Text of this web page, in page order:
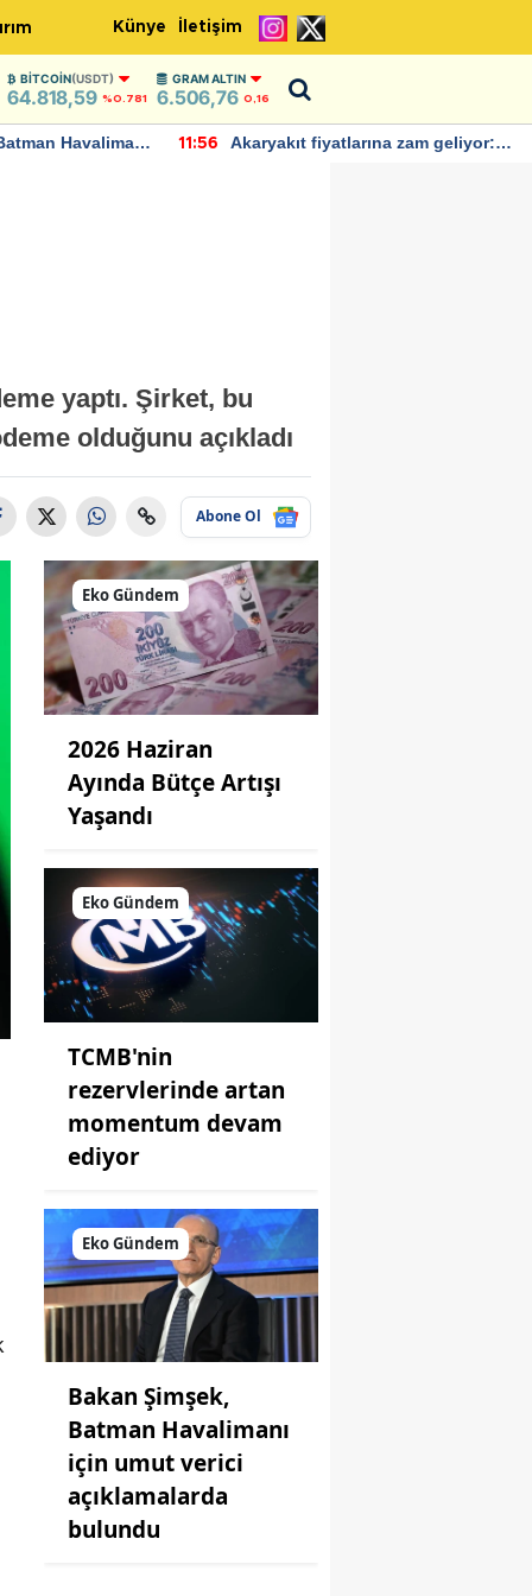
Künye İletişim
BITCOIN(USDT)
64.818,59 %0.781
GRAM ALTIN
6.506,76 0,16
Havalimanı
11:56
Akaryakıt fiyatlarına zam geliyor:
yaptı. Şirket, bu
olduğunu açıkladı
Abone Ol
Eko Gündem
2026 Haziran
Ayında Bütçe Artışı
Yaşandı
Eko Gündem
TCMB'nin
rezervlerinde artan
momentum devam
ediyor
Eko Gündem
Bakan Şimşek,
Batman Havalimanı
için umut verici
açıklamalarda
bulundu